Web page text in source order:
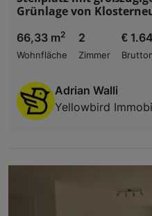
Grünlage von
66,33 m2
Wohnfläche
2
Zimmer
€
Adrian Walli
Yellowbird